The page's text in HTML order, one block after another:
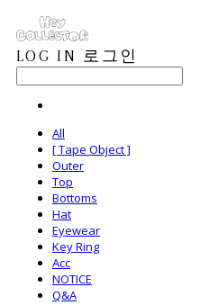
LOG IN 로그인
All
[ Tape Object ]
Outer
Top
Bottoms
Hat
Eyewear
Key Ring
Acc
NOTICE
Q&A